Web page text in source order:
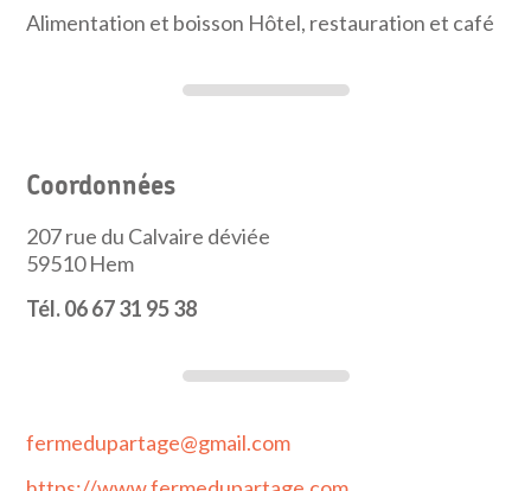
Alimentation et boisson Hôtel, restauration et café
Coordonnées
207 rue du Calvaire déviée
59510 Hem
Tél. 06 67 31 95 38
fermedupartage@gmail.com